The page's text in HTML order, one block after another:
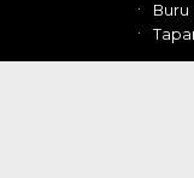
Buru